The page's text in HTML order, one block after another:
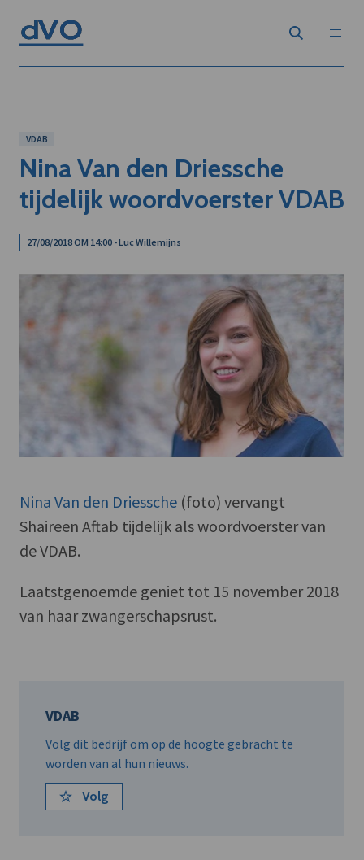
VDAB
Nina Van den Driessche
tijdelijk woordvoerster VDAB
27/08/2018 OM 14:00 - Luc Willemijns
Nina Van den Driessche (foto) vervangt
Shaireen Aftab tijdelijk als woordvoerster van
de VDAB.
Laatstgenoemde geniet tot 15 november 2018
van haar zwangerschapsrust.
VDAB
Volg dit bedrijf om op de hoogte gebracht te
worden van al hun nieuws.
Volg